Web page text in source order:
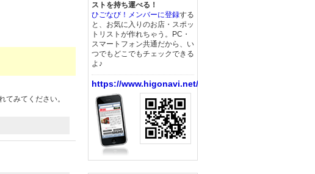
てみてください。
ストを持ち運べる！
ひごなび！メンバーに登録する
と、お気に入りのお店・スポッ
トリストが作れちゃう。PC・
スマートフォン共通だから、い
つでもどこでもチェックできる
よ♪
https://www.higonavi.net/